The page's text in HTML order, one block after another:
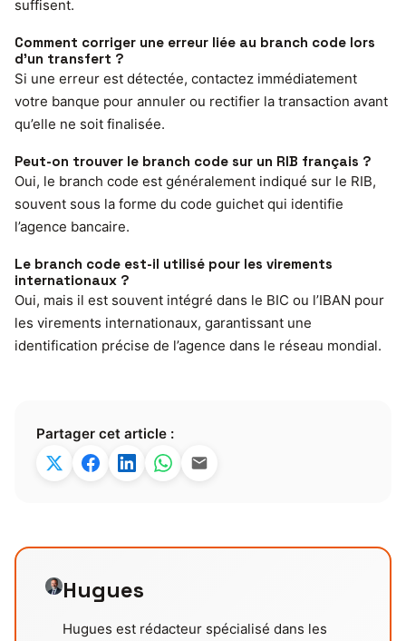
suffisent.
Comment corriger une erreur liée au branch code lors
d’un transfert ?
Si une erreur est détectée, contactez immédiatement
votre banque pour annuler ou rectifier la transaction avant
qu’elle ne soit finalisée.
Peut-on trouver le branch code sur un RIB français ?
Oui, le branch code est généralement indiqué sur le RIB,
souvent sous la forme du code guichet qui identifie
l’agence bancaire.
Le branch code est-il utilisé pour les virements
internationaux ?
Oui, mais il est souvent intégré dans le BIC ou l’IBAN pour
les virements internationaux, garantissant une
identification précise de l’agence dans le réseau mondial.
Partager cet article :
Hugues
Hugues est rédacteur spécialisé dans les